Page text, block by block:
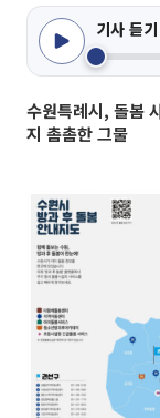
기사 듣기
수원특례시, 돌봄
지 촘촘한 그물